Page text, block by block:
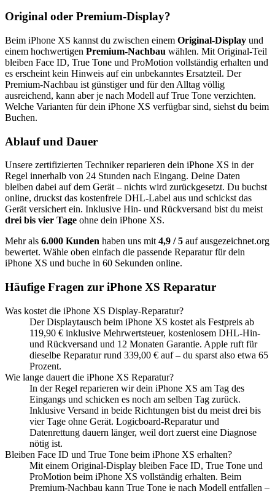
Original oder Premium-Display?
Beim iPhone XS kannst du zwischen einem Original-Display und
einem hochwertigen Premium-Nachbau wählen. Mit Original-Teil
bleiben Face ID, True Tone und ProMotion vollständig erhalten und
es erscheint kein Hinweis auf ein unbekanntes Ersatzteil. Der
Premium-Nachbau ist günstiger und für den Alltag völlig
ausreichend, kann aber je nach Modell auf True Tone verzichten.
Welche Varianten für dein iPhone XS verfügbar sind, siehst du beim
Buchen.
Ablauf und Dauer
Unsere zertifizierten Techniker reparieren dein iPhone XS in der
Regel innerhalb von 24 Stunden nach Eingang. Deine Daten
bleiben dabei auf dem Gerät – nichts wird zurückgesetzt. Du buchst
online, druckst das kostenfreie DHL-Label aus und schickst das
Gerät versichert ein. Inklusive Hin- und Rückversand bist du meist
drei bis vier Tage ohne dein iPhone XS.
Mehr als 6.000 Kunden haben uns mit 4,9 / 5 auf ausgezeichnet.org
bewertet. Wähle oben einfach die passende Reparatur für dein
iPhone XS und buche in 60 Sekunden online.
Häufige Fragen zur iPhone XS Reparatur
Was kostet die iPhone XS Display-Reparatur?
Der Displaytausch beim iPhone XS kostet als Festpreis ab
119,90 € inklusive Mehrwertsteuer, kostenlosem DHL-Hin-
und Rückversand und 12 Monaten Garantie. Apple ruft für
dieselbe Reparatur rund 339,00 € auf – du sparst also etwa 65
Prozent.
Wie lange dauert die iPhone XS Reparatur?
In der Regel reparieren wir dein iPhone XS am Tag des
Eingangs und schicken es noch am selben Tag zurück.
Inklusive Versand in beide Richtungen bist du meist drei bis
vier Tage ohne Gerät. Logicboard-Reparatur und
Datenrettung dauern länger, weil dort zuerst eine Diagnose
nötig ist.
Bleiben Face ID und True Tone beim iPhone XS erhalten?
Mit einem Original-Display bleiben Face ID, True Tone und
ProMotion beim iPhone XS vollständig erhalten. Beim
Premium-Nachbau kann True Tone je nach Modell entfallen –